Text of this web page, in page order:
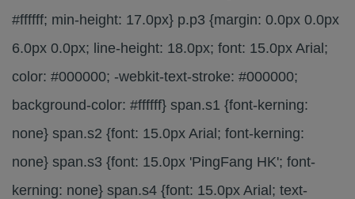
#ffffff; min-height: 17.0px} p.p3 {margin: 0.0px 0.0px
6.0px 0.0px; line-height: 18.0px; font: 15.0px Arial;
color: #000000; -webkit-text-stroke: #000000;
background-color: #ffffff} span.s1 {font-kerning:
none} span.s2 {font: 15.0px Arial; font-kerning:
none} span.s3 {font: 15.0px 'PingFang HK'; font-
kerning: none} span.s4 {font: 15.0px Arial; text-